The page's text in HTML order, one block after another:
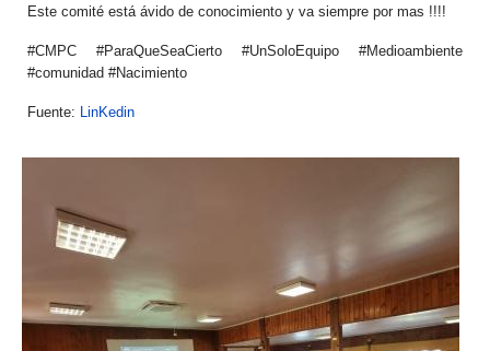
Este comité está ávido de conocimiento y va siempre por mas !!!!
#CMPC #ParaQueSeaCierto #UnSoloEquipo #Medioambiente
#comunidad #Nacimiento
Fuente: LinKedin